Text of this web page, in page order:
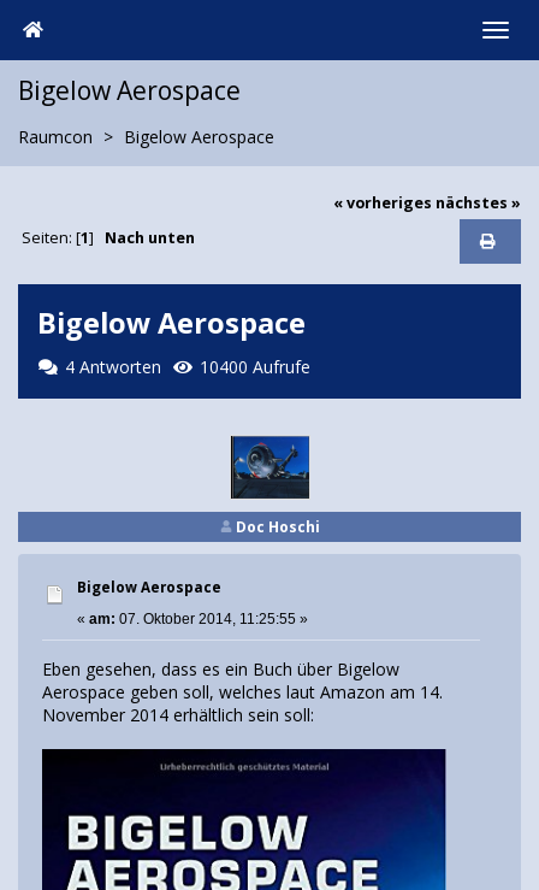
Bigelow Aerospace
Raumcon Bigelow Aerospace
« vorheriges nächstes »
Seiten: [1] Nach unten
Bigelow Aerospace
4 Antworten 10400 Aufrufe
Doc Hoschi
Bigelow Aerospace
« am: 07. Oktober 2014, 11:25:55 »
Eben gesehen, dass es ein Buch über Bigelow
Aerospace geben soll, welches laut Amazon am 14.
November 2014 erhältlich sein soll: